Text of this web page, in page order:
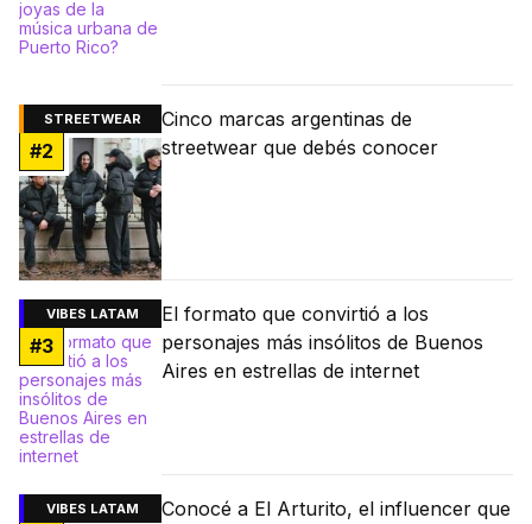
STREETWEAR
#2
Cinco marcas argentinas de
streetwear que debés conocer
VIBES LATAM
#3
El formato que convirtió a los
personajes más insólitos de Buenos
Aires en estrellas de internet
VIBES LATAM Conocé a El Arturito, el influencer que